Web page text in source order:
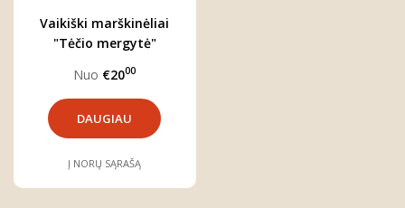
Vaikiški marškinėliai
"Tėčio mergytė"
Nuo €2000
DAUGIAU
Į NORŲ SĄRAŠĄ